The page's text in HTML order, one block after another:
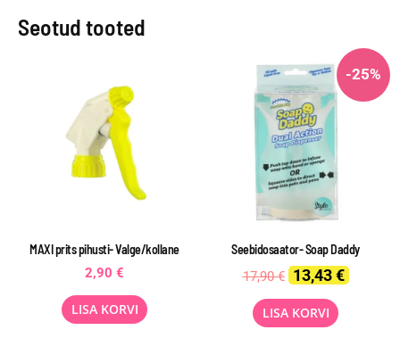
Seotud tooted
MAXI prits pihusti- Valge/kollane
2,90 €
LISA KORVI
-25%
Seebidosaator- Soap Daddy
17,90€ Original
price
was:
17,90 €.
13,43€ Current
price
LISA KORVI